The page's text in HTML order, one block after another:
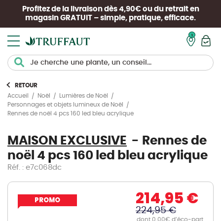
Profitez de la livraison dès 4,90€ ou du retrait en
magasin GRATUIT – simple, pratique, efficace.
RETOUR
Accueil
Noël
Lumières de Noël
Personnages et objets lumineux de Noël
Rennes de noël 4 pcs 160 led bleu acrylique
MAISON EXCLUSIVE
Rennes de
noël 4 pcs 160 led bleu acrylique
Réf. : e7c068dc
PROMO 214,95 €
224,95 €
dont 0.00€ d’éco-part